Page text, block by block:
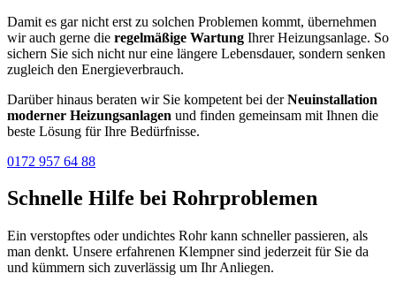
Damit es gar nicht erst zu solchen Problemen kommt, übernehmen
wir auch gerne die regelmäßige Wartung Ihrer Heizungsanlage. So
sichern Sie sich nicht nur eine längere Lebensdauer, sondern senken
zugleich den Energieverbrauch.
Darüber hinaus beraten wir Sie kompetent bei derNeuinstallation
moderner Heizungsanlagen und finden gemeinsam mit Ihnen die
beste Lösung für Ihre Bedürfnisse.
0172 957 64 88
Schnelle Hilfe bei Rohrproblemen
Ein verstopftes oder undichtes Rohr kann schneller passieren, als
man denkt. Unsere erfahrenen Klempner sind jederzeit für Sie da
und kümmern sich zuverlässig um Ihr Anliegen.